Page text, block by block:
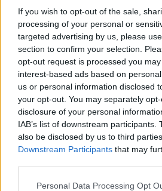
If you wish to opt-out of the sale,
processing of your personal or
targeted advertising by us, please
section to confirm your selection.
opt-out request is processed you
interest-based ads based on
us or personal information disclosed
your opt-out. You may separately
disclosure of your personal
IAB’s list of downstream participants.
also be disclosed by us to third
Downstream Participants that may
Please note that this website/app
Personal Data Processing Opt
μεγάλο τηγάνι, τα μοιράζουμε
-Για να αφήσω στα μανιτάρια
που τους αρμόζει, προτίμησα
την φέτα ή την ξινομυζήθρα,
γεύσης του. Το ανθότυρο δεν
οπότε δεν τέθηκε καν ως
διαλέξετε, φροντίστε να
μαλακό, για να μείνει η
επίσης να μην βαρύνω τη
το σκόρδο ίσα που αρωμάτισε